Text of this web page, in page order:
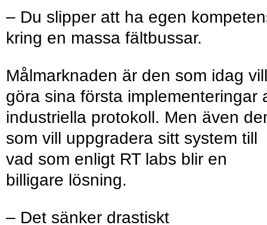
– Du slipper att ha egen
kring en massa fältbussar.
Målmarknaden är den som idag vill
göra sina första implementeringar
industriella protokoll. Men även
som vill uppgradera sitt system till
vad som enligt RT labs blir en
billigare lösning.
– Det sänker drastiskt